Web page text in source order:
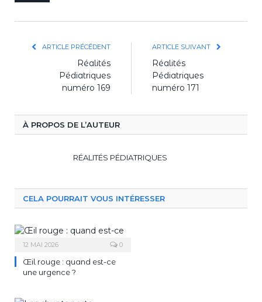
ARTICLE PRÉCÉDENT
Réalités
Pédiatriques
numéro 169
ARTICLE SUIVANT
Réalités
Pédiatriques
numéro 171
À PROPOS DE L’AUTEUR
RÉALITÉS PÉDIATRIQUES
CELA POURRAIT VOUS INTÉRESSER
12 MAI 2026 0
Œil rouge : quand est-ce
une urgence ?